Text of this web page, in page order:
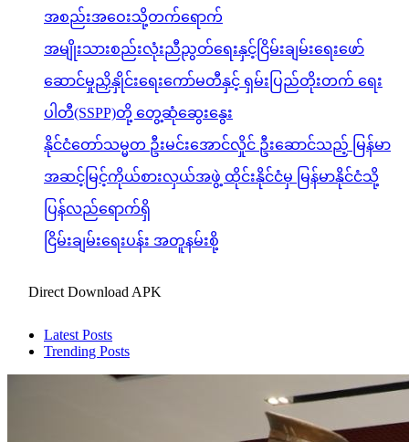
အစည်းအဝေးသို့တက်ရောက်
အမျိုးသားစည်းလုံးညီညွတ်ရေးနှင့်ငြိမ်းချမ်းရေးဖော်
ဆောင်မှုညှိနှိုင်းရေးကော်မတီနှင့် ရှမ်းပြည်တိုးတက် ရေး
ပါတီ(SSPP)တို့ တွေ့ဆုံဆွေးနွေး
နိုင်ငံတော်သမ္မတ ဦးမင်းအောင်လှိုင် ဦးဆောင်သည့် မြန်မာ
အဆင့်မြင့်ကိုယ်စားလှယ်အဖွဲ့ ထိုင်းနိုင်ငံမှ မြန်မာနိုင်ငံသို့
ပြန်လည်ရောက်ရှိ
ငြိမ်းချမ်းရေးပန်း အတူနမ်းစို့
Direct Download APK
Latest Posts
Trending Posts